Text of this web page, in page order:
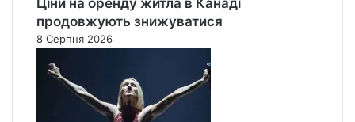
продовжують знижуватися
8 Серпня 2026